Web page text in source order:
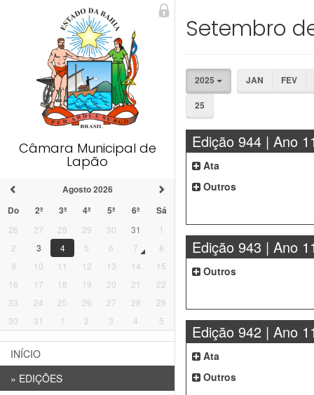
Câmara Municipal de
Lapão
Agosto 2026
Do
2ª 3ª 4ª 5ª 6ª Sá
26 27 28 29 30 31
1
2
3 4 5 6 7
8
9
10 11 12 13 14
15
16
17 18 19 20 21
22
23
24 25 26 27 28
29
30
31 1 2 3 4 5
INÍCIO
» EDIÇÕES
Setembro
2025 JAN
FEV
25
Edição 944 | Ano
Ata
Outros
Edição 943 | Ano
Outros
Edição 942 | Ano
Ata
Outros